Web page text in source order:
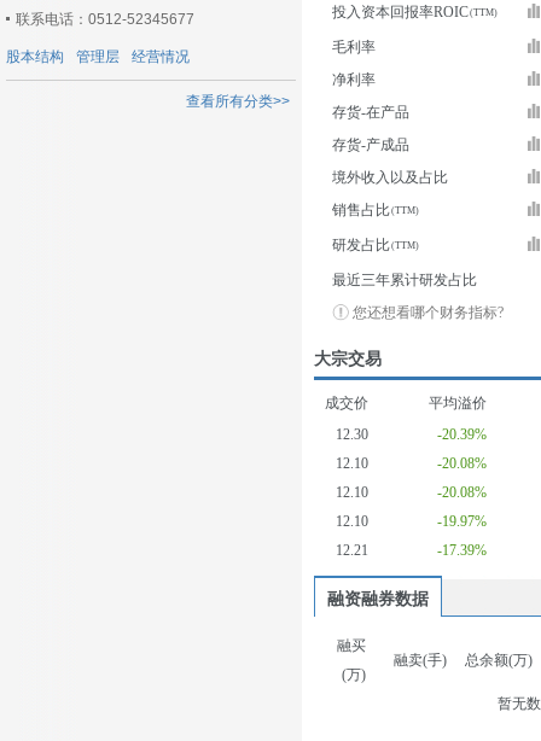
联系电话：0512-52345677
股本结构 管理层 经营情况
查看所有分类>>
投入资本回报率ROIC
毛利率
净利率
存货-在产品
存货-产成品
境外收入以及占比
销售占比
研发占比
最近三年累计研发占比
您还想看哪个财务指标?
大宗交易
成交价
平均溢价
12.30
-20.39%
12.10
-20.08%
12.10
-20.08%
12.10
-19.97%
12.21
-17.39%
融资融券数据
融买
(万)
融卖(手) 总余额(万)
暂无